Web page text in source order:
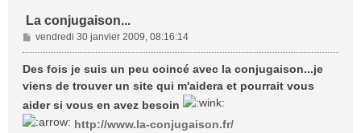
La conjugaison...
M
e
s
g
e
vendredi 30 janvier 2009, 08:16:14
Des fois je suis un peu coincé avec la conjugaison...je
viens de trouver un site qui m'aidera et pourrait vous
aider si vous en avez besoin
http://www.la-conjugaison.fr/